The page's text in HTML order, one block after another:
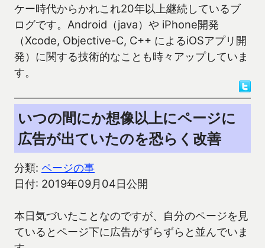
ケー時代からかれこれ20年以上継続しているブ
ログです。Android（java）や iPhone開発
（Xcode, Objective-C, C++ によるiOSアプリ開
発）に関する技術的なことも時々アップしていま
す。
いつの間にか想像以上にページに
広告が出ていたのを恐らく改善
分類: ページの事
日付: 2019年09月04日公開
本日気づいたことなのですが、自分のページを見
ているとページ下に広告がずらずらと並んでいま